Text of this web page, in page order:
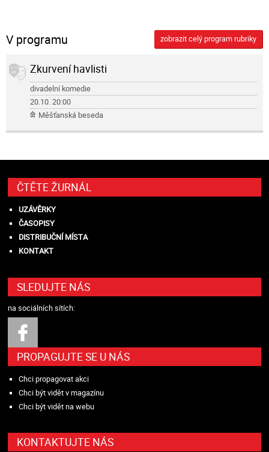
zobrazit celý program rubriky
V programu
Zkurvení havlisti
divadelní komedie
20.10.20:00
Měšťanská beseda
ČTĚTE ŽURNÁL
UZÁVĚRKY
ČASOPISY
DISTRIBUČNÍ MÍSTA
KONTAKT
SLEDUJTE NÁS
na sociálních sítích:
PROPAGUJTE SE U NÁS
Chci propagovat akci
Chci být vidět v magazínu
Chci být vidět na webu
KONTAKTUJTE NÁS